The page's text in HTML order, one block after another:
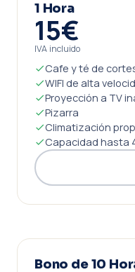
1 Hora
15€
IVA incluido
Cafe y té de
WIFI de alta
Proyección a TV
Pizarra
Climatización
Capacidad hasta
Bono de 10